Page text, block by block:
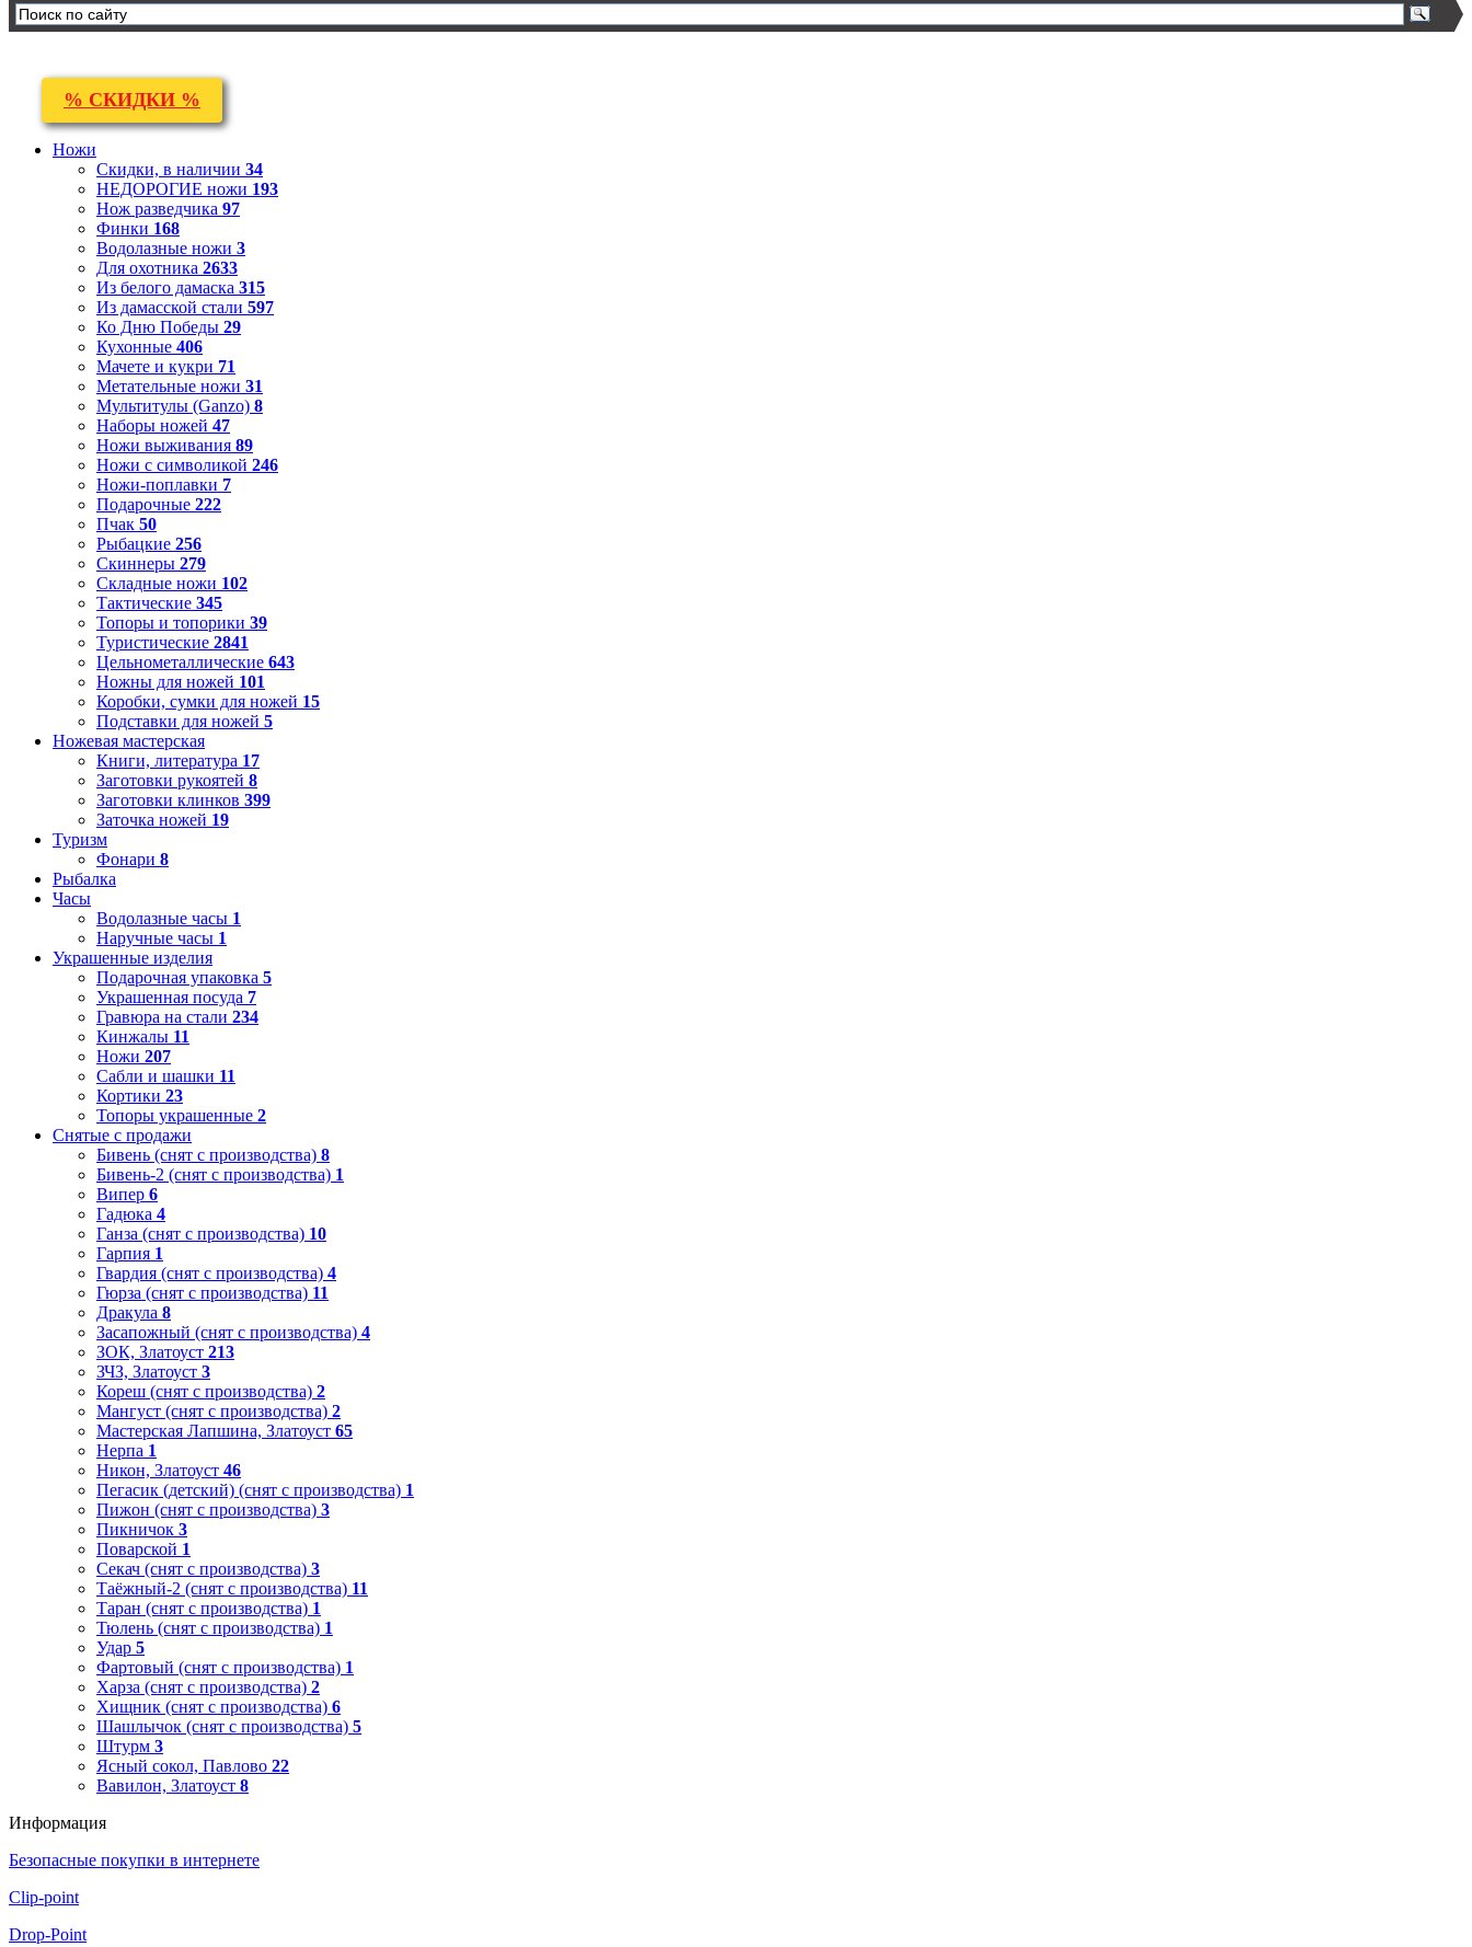
% СКИДКИ %
Ножи
Скидки, в наличии 34
НЕДОРОГИЕ ножи 193
Нож разведчика 97
Финки 168
Водолазные ножи 3
Для охотника 2633
Из белого дамаска 315
Из дамасской стали 597
Ко Дню Победы 29
Кухонные 406
Мачете и кукри 71
Метательные ножи 31
Мультитулы (Ganzo) 8
Наборы ножей 47
Ножи выживания 89
Ножи с символикой 246
Ножи-поплавки 7
Подарочные 222
Пчак 50
Рыбацкие 256
Скиннеры 279
Складные ножи 102
Тактические 345
Топоры и топорики 39
Туристические 2841
Цельнометаллические 643
Ножны для ножей 101
Коробки, сумки для ножей 15
Подставки для ножей 5
Ножевая мастерская
Книги, литература 17
Заготовки рукоятей 8
Заготовки клинков 399
Заточка ножей 19
Туризм
Фонари 8
Рыбалка
Часы
Водолазные часы 1
Наручные часы 1
Украшенные изделия
Подарочная упаковка 5
Украшенная посуда 7
Гравюра на стали 234
Кинжалы 11
Ножи 207
Сабли и шашки 11
Кортики 23
Топоры украшенные 2
Снятые с продажи
Бивень (снят с производства) 8
Бивень-2 (снят с производства) 1
Випер 6
Гадюка 4
Ганза (снят с производства) 10
Гарпия 1
Гвардия (снят с производства) 4
Гюрза (снят с производства) 11
Дракула 8
Засапожный (снят с производства) 4
ЗОК, Златоуст 213
ЗЧЗ, Златоуст 3
Кореш (снят с производства) 2
Мангуст (снят с производства) 2
Мастерская Лапшина, Златоуст 65
Нерпа 1
Никон, Златоуст 46
Пегасик (детский) (снят с производства) 1
Пижон (снят с производства) 3
Пикничок 3
Поварской 1
Секач (снят с производства) 3
Таёжный-2 (снят с производства) 11
Таран (снят с производства) 1
Тюлень (снят с производства) 1
Удар 5
Фартовый (снят с производства) 1
Харза (снят с производства) 2
Хищник (снят с производства) 6
Шашлычок (снят с производства) 5
Штурм 3
Ясный сокол, Павлово 22
Вавилон, Златоуст 8
Информация
Безопасные покупки в интернете
Clip-point
Drop-Point